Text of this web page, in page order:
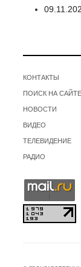
КОНТАКТЫ
ПОИСК НА САЙТЕ
НОВОСТИ
ВИДЕО
ТЕЛЕВИДЕНИЕ
РАДИО